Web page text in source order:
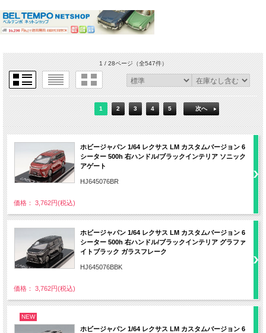
1 / 28ページ（全547件）
1 2 3 4 5 次へ
ホビージャパン 1/64 レクサス LM カスタムバージョン 6
シーター 500h 右ハンドル/ブラックインテリア ソニック
アゲート
HJ645076BR
価格： 3,762円(税込)
ホビージャパン 1/64 レクサス LM カスタムバージョン 6
シーター 500h 右ハンドル/ブラックインテリア グラファ
イトブラック ガラスフレーク
HJ645076BBK
価格： 3,762円(税込)
NEW
ホビージャパン 1/64 レクサス LM カスタムバージョン 6